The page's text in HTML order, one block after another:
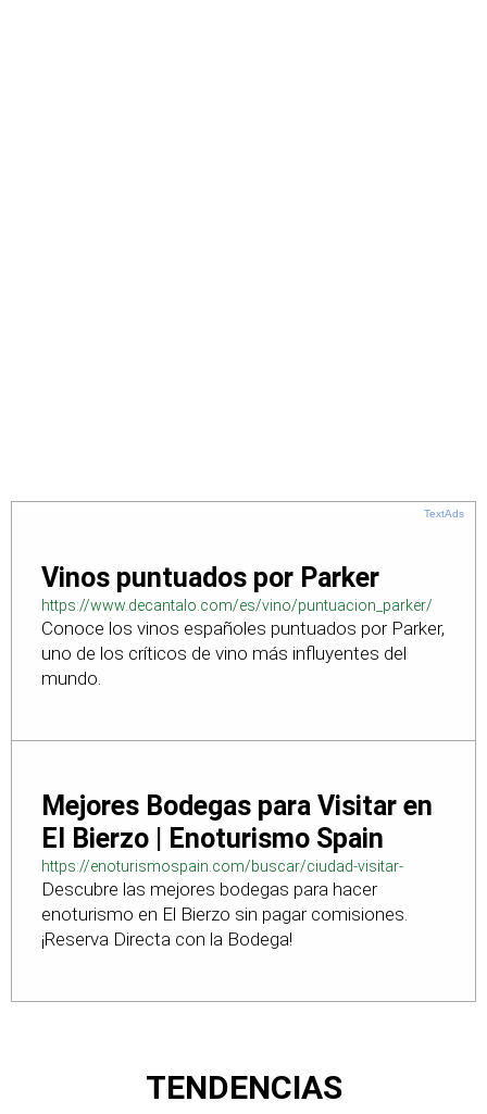
TextAds
Vinos puntuados por Parker
https://www.decantalo.com/es/vino/puntuacion_parker/
Conoce los vinos españoles puntuados por Parker,
uno de los críticos de vino más influyentes del
mundo.
Mejores Bodegas para Visitar en
El Bierzo | Enoturismo Spain
https://enoturismospain.com/buscar/ciudad-visitar-
bodegas-en-leon
Descubre las mejores bodegas para hacer
enoturismo en El Bierzo sin pagar comisiones.
¡Reserva Directa con la Bodega!
TENDENCIAS